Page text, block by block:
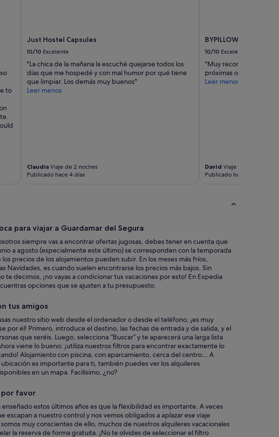
o
p
e
r
e
p
e
t
i
r
"
to
Just Hostel Capsules
10/10 Excelente
"La chica de la mañana la escuché quejarse todos los
días que me hospedé y con mal humor por qué tiene
que limpiar. Los demás muy buenos"
Leer menos
ClaudiaViaje de 2 noches
Publicado hace 4 días
BYPILLOW Paseo
10/10 Excelente
"Muy recomendable.
próximas ocasiones"
Leer menos
David Viaje de 3 noches
Publicado hace 8 días
para viajar a Guardamar del Segura
siempre vas a encontrar ofertas jugosas, debes tener en cuenta que
a agosto (especialmente este último) se corresponden con la temporada
precios de los alojamientos pueden subir. En los meses más fríos,
Navidades, es cuando suelen encontrarse los precios más bajos. Sin
te decimos, ¡no vayas a condicionar tus vacaciones por esto! En Expedia
opciones que se ajusten a tu presupuesto.
tus amigos
nuestro sitio web desde el ordenador o desde el teléfono, ¡es muy
por él! Primero, introduce el destino, las fechas de entrada y de salida, y el
que seréis. Luego, selecciona “Buscar” y te aparecerá una larga lista
viene lo bueno: ¡utiliza nuestros filtros para encontrar exactamente lo
Alojamiento con piscina, con aparcamiento, cerca del centro… A
es importante para ti, también puedes ver los alquileres
en un mapa. Facilísimo, ¿no?
por favor
enseñado estos últimos años es que la flexibilidad es importante. A veces
escapan a nuestro control y nos vemos obligados a aplazar ese viaje
muy conscientes de ello, muchos de nuestros alquileres vacacionales
la reserva de forma gratuita. ¡No te olvides de seleccionar el filtro